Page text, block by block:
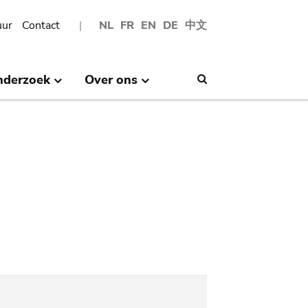
NL FR EN DE 中文
Contact
Over ons